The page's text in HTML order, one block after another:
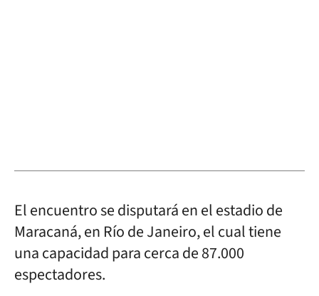
El encuentro se disputará en el estadio de
Maracaná, en Río de Janeiro, el cual tiene
una capacidad para cerca de 87.000
espectadores.